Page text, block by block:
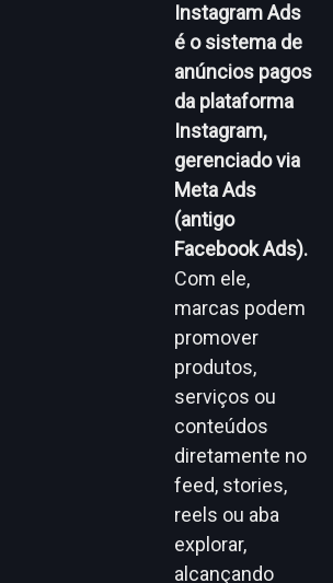
Instagram Ads
é o sistema de
anúncios pagos
da plataforma
Instagram,
gerenciado via
Meta Ads
(antigo
Facebook Ads).
Com ele,
marcas podem
promover
produtos,
serviços ou
conteúdos
diretamente no
feed, stories,
reels ou aba
explorar,
alcançando